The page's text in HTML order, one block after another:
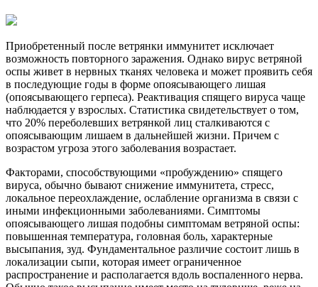
Приобретенный после ветрянки иммунитет исключает
возможность повторного заражения. Однако вирус ветряной
оспы живет в нервных тканях человека и может проявить себя
в последующие годы в форме опоясывающего лишая
(опоясывающего герпеса). Реактивация спящего вируса чаще
наблюдается у взрослых. Статистика свидетельствует о том,
что 20% переболевших ветрянкой лиц сталкиваются с
опоясывающим лишаем в дальнейшей жизни. Причем с
возрастом угроза этого заболевания возрастает.
Факторами, способствующими «пробуждению» спящего
вируса, обычно бывают снижение иммунитета, стресс,
локальное переохлаждение, ослабление организма в связи с
иными инфекционными заболеваниями. Симптомы
опоясывающего лишая подобны симптомам ветряной оспы:
повышенная температура, головная боль, характерные
высыпания, зуд. Фундаментальное различие состоит лишь в
локализации сыпи, которая имеет ограниченное
распространение и располагается вдоль воспаленного нерва.